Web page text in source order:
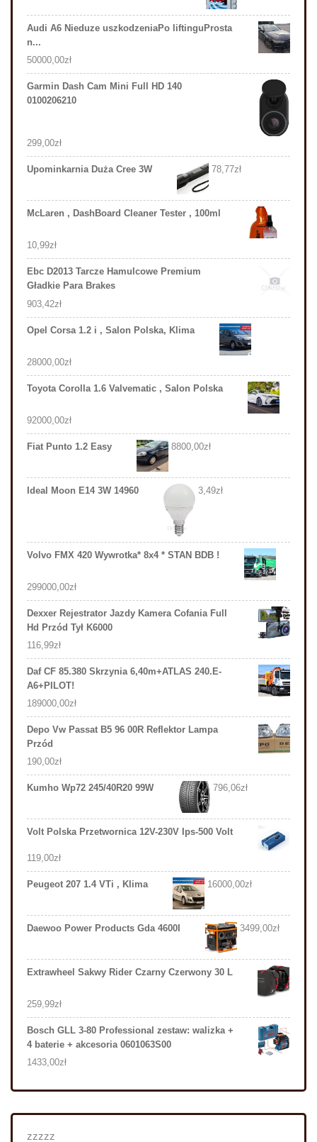
Audi A6 Nieduze uszkodzeniaPo liftinguProsta
n...
50000,00zł
Garmin Dash Cam Mini Full HD 140
0100206210
299,00zł
Upominkarnia Duża Cree 3W 78,77zł
McLaren , DashBoard Cleaner Tester , 100ml
10,99zł
Ebc D2013 Tarcze Hamulcowe Premium
Gładkie Para Brakes
903,42zł
Opel Corsa 1.2 i , Salon Polska, Klima
28000,00zł
Toyota Corolla 1.6 Valvematic , Salon Polska
92000,00zł
Fiat Punto 1.2 Easy 8800,00zł
Ideal Moon E14 3W 14960 3,49zł
Volvo FMX 420 Wywrotka* 8x4 * STAN BDB !
299000,00zł
Dexxer Rejestrator Jazdy Kamera Cofania Full
Hd Przód Tył K6000
116,99zł
Daf CF 85.380 Skrzynia 6,40m+ATLAS 240.E-
A6+PILOT!
189000,00zł
Depo Vw Passat B5 96 00R Reflektor Lampa
Przód
190,00zł
Kumho Wp72 245/40R20 99W 796,06zł
Volt Polska Przetwornica 12V-230V Ips-500 Volt
119,00zł
Peugeot 207 1.4 VTi , Klima 16000,00zł
Daewoo Power Products Gda 4600I 3499,00zł
Extrawheel Sakwy Rider Czarny Czerwony 30 L
259,99zł
Bosch GLL 3-80 Professional zestaw: walizka +
4 baterie + akcesoria 0601063S00
1433,00zł
zzzzz